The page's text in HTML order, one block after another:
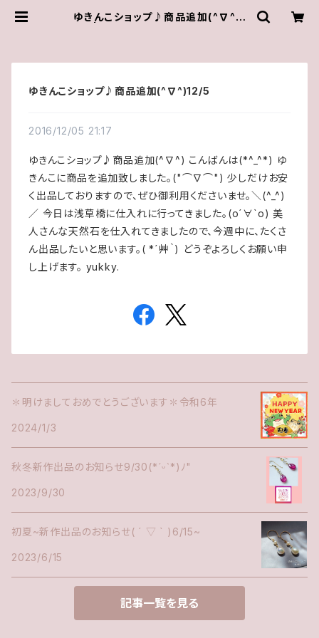
ゆきんこショップ♪商品追加(^∇^)1
ゆきんこショップ♪商品追加(^∇^)12/5
2016/12/05 21:17
ゆきんこショップ♪商品追加(^∇^) こんばんは(*^_^*) ゆ
きんこに商品を追加致しました。("⌒∇⌒") 少しだけお安
く出品しておりますので、ぜひ御利用くださいませ。＼(^_^)
／ 今日は浅草橋に仕入れに行ってきました。(о´∀`о) 美
人さんな天然石を仕入れてきましたので、今週中に、たくさ
ん出品したいと思います。( *´艸｀) どうぞよろしくお願い申
し上げます。 yukky.
✽明けましておめでとうございます✽令和6年
2024/1/3
秋冬新作出品のお知らせ9/30(*ˊᵕˋ*)ﾉ"
2023/9/30
初夏~新作出品のお知らせ( ´ ▽ ` )6/15~
2023/6/15
記事一覧を見る